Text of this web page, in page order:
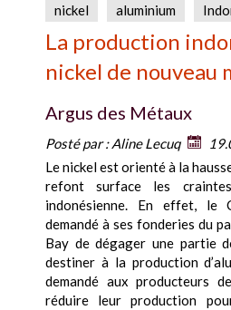
nickel aluminium
La production
nickel de nouveau
Argus des Métaux
Posté par :Aline Lecuq
Le nickel est orienté à la
refont surface les
indonésienne. En effet, le
demandé à ses fonderies du
Bay de dégager une partie
destiner à la production
demandé aux producteurs
réduire leur production